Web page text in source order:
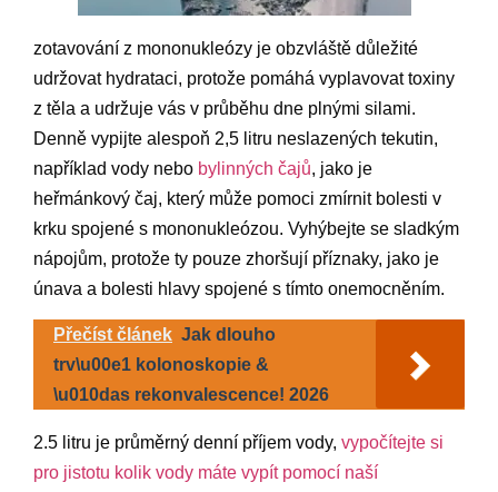
zotavování z mononukleózy je obzvláště důležité
udržovat hydrataci, protože pomáhá vyplavovat toxiny
z těla a udržuje vás v průběhu dne plnými silami.
Denně vypijte alespoň 2,5 litru neslazených tekutin,
například vody nebo bylinných čajů, jako je
heřmánkový čaj, který může pomoci zmírnit bolesti v
krku spojené s mononukleózou. Vyhýbejte se sladkým
nápojům, protože ty pouze zhoršují příznaky, jako je
únava a bolesti hlavy spojené s tímto onemocněním.
Přečíst článek Jak dlouho
trv\u00e1 kolonoskopie &
\u010das rekonvalescence! 2026
2.5 litru je průměrný denní příjem vody, vypočítejte si
pro jistotu kolik vody máte vypít pomocí naší